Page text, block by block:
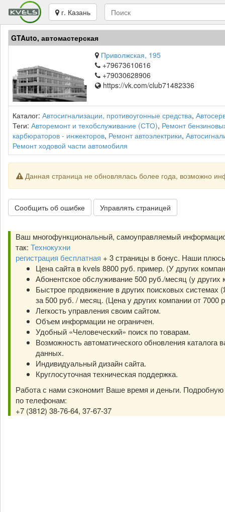
г. Казань
GTAuto, автомастерская
Приволжская, 195
+79673610616
+79030628906
https://vk.com/club71482336
Каталог: Автосигнализации, противоугонные средства,
Теги: Авторемонт и техобслуживание (СТО), Ремонт
карбюраторов - инжекторов, Ремонт автоэлектрики,
Ремонт ходовой части автомобиля
Данная страница не обновлялась более года, возможно
Сообщить об ошибке Управлять страницей
Ваш многофункциональный, самоуправляемый
так: Технокухни
регистрация бесплатная + 3 страницы в бонус. Наши
Цена сайта в kvels 8800 руб. пример. (У других
Абонентское обслуживание 500 руб./месяц (у других
Быстрое продвижение в других поисковых системах
за 500 руб. / месяц. (Цена у других компании от 7000
Легкость управления своим сайтом.
Объем информации не ограничен.
Удобный «Человеческий» поиск по товарам.
Возможность автоматического обновления каталога
данных.
Индивидуальный дизайн сайта.
Круглосуточная техническая поддержка.
Работа с нами сэкономит Ваше время и деньги.
по телефонам:
+7 (3812) 38-76-64, 37-67-37